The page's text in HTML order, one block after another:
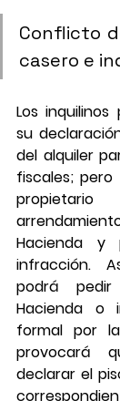
Conflicto
casero e
Los
su
del alquiler
fiscales;
Hacienda y
infracción.
podrá
Hacienda o
formal por
provocará
declarar el